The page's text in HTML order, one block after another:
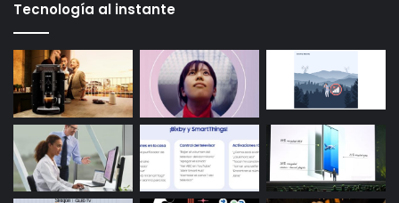
Tecnología al instante